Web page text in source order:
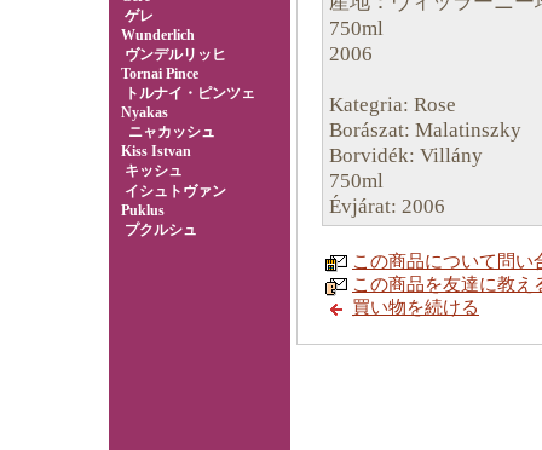
ゲレ
Wunderlich
ヴンデルリッヒ
Tornai Pince
トルナイ・ピンツェ
Nyakas
ニャカッシュ
Kiss Istvan
キッシュ
イシュトヴァン
Puklus
プクルシュ
750ml
2006
Kategria: Rose
Borászat: Malatinszky
Borvidék: Villány
750ml
Évjárat: 2006
この商品について問い
この商品を友達に教え
買い物を続ける